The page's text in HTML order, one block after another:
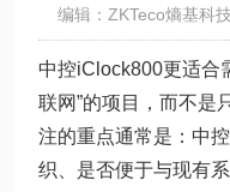
编辑：ZKTeco熵基科
中控iClock800更适合
联网”的项目，而不是
注的重点通常是：中
织、是否便于与现有